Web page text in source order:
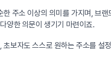
한 주소 이상의 의미를 가지며, 브
양한 의문이 생기기 마련이죠.
보자도 스스로 원하는 주소를 설